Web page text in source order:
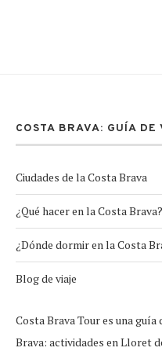
COSTA BRAVA: GUÍA DE
Ciudades de la Costa Brava
¿Qué hacer en la Costa Brava?
¿Dónde dormir en la Costa
Blog de viaje
Costa Brava Tour es una
Brava: actividades en Lloret